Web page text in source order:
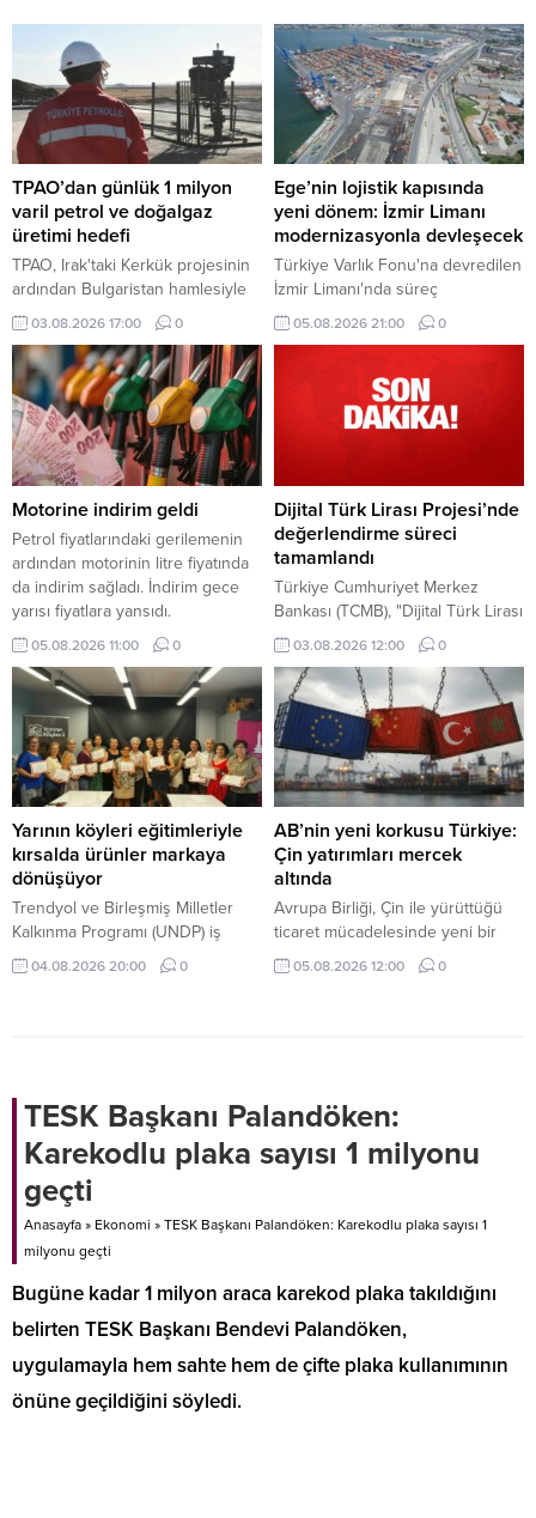
TPAO’dan günlük 1 milyon
varil petrol ve doğalgaz
üretimi hedefi
TPAO, Irak'taki Kerkük projesinin
ardından Bulgaristan hamlesiyle
uluslararası faaliyet alanını kara
üretiminden deniz arama
projelerine genişleterek
sektördeki etkinliğini artırma
yolunda önemli adımlar atıyor.
03.08.2026 17:00 0
Ege’nin lojistik kapısında
yeni dönem: İzmir Limanı
modernizasyonla devleşecek
Türkiye Varlık Fonu'na devredilen
İzmir Limanı'nda süreç
tamamlandı. Mülkiyeti kamuda
kalacak dev tesis, Alport
modernizasyon yatırımlarıyla
küresel lojistik merkezine
dönüşecek.
05.08.2026 21:00 0
Motorine indirim geldi
Petrol fiyatlarındaki gerilemenin
ardından motorinin litre fiyatında
da indirim sağladı. İndirim gece
yarısı fiyatlara yansıdı.
05.08.2026 11:00 0
Dijital Türk Lirası Projesi’nde
değerlendirme süreci
tamamlandı
Türkiye Cumhuriyet Merkez
Bankası (TCMB), "Dijital Türk Lirası
Projesi" ekosistemine katılım
çağrısına ilişkin başvuru
değerlendirme süreçlerinin
tamamlandığını bildirdi.
03.08.2026 12:00 0
Yarının köyleri eğitimleriyle
kırsalda ürünler markaya
dönüşüyor
Trendyol ve Birleşmiş Milletler
Kalkınma Programı (UNDP) iş
birliğinde yürütülen Yarının
Köyleri Projesi kapsamında,
04.08.2026 20:00 0
AB’nin yeni korkusu Türkiye:
Çin yatırımları mercek
altında
Avrupa Birliği, Çin ile yürüttüğü
ticaret mücadelesinde yeni bir
cepheyle karşı karşıya. Brüksel
artık Çin'den gelen ürünler kadar,
05.08.2026 12:00 0
TESK Başkanı Palandöken:
Karekodlu plaka sayısı 1 milyonu
geçti
Anasayfa » Ekonomi » TESK Başkanı Palandöken: Karekodlu plaka sayısı 1
milyonu geçti
Bugüne kadar 1 milyon araca karekod plaka takıldığını
belirten TESK Başkanı Bendevi Palandöken,
uygulamayla hem sahte hem de çifte plaka kullanımının
önüne geçildiğini söyledi.